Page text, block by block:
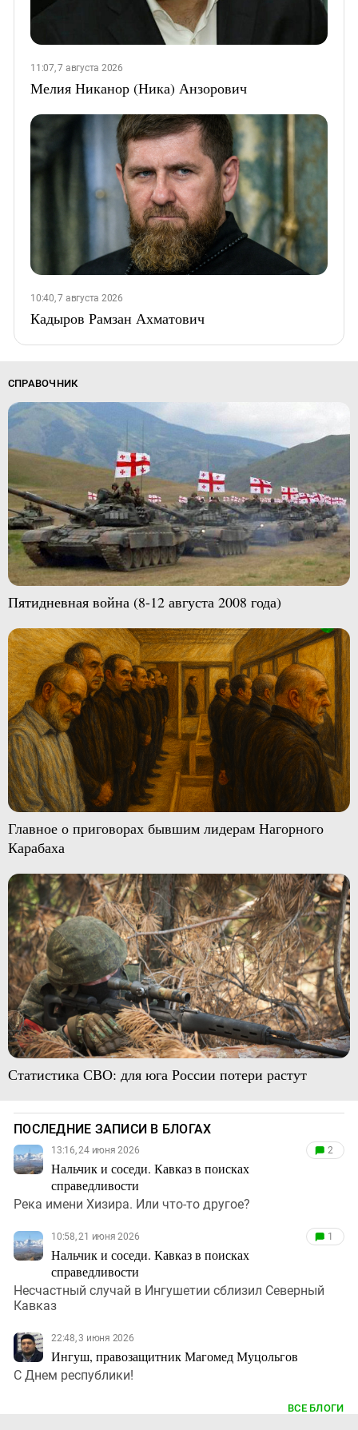
11:07, 7 августа 2026
Мелия Никанор (Ника) Анзорович
10:40, 7 августа 2026
Кадыров Рамзан Ахматович
СПРАВОЧНИК
Пятидневная война (8-12 августа 2008 года)
Главное о приговорах бывшим лидерам Нагорного
Карабаха
Статистика СВО: для юга России потери растут
ПОСЛЕДНИЕ ЗАПИСИ В БЛОГАХ
13:16, 24 июня 2026
Нальчик и соседи. Кавказ в поисках
справедливости
2
Река имени Хизира. Или что-то другое?
10:58, 21 июня 2026
Нальчик и соседи. Кавказ в поисках
справедливости
1
Несчастный случай в Ингушетии сблизил Северный
Кавказ
22:48, 3 июня 2026
Ингуш, правозащитник Магомед Муцольгов
С Днем республики!
ВСЕ БЛОГИ